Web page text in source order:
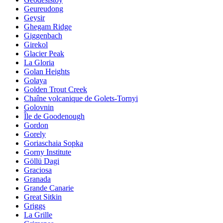
Geureudong
Geysir
Ghegam Ridge
Giggenbach
Girekol
Glacier Peak
La Gloria
Golan Heights
Golaya
Golden Trout Creek
Chaîne volcanique de Golets-Tornyi
Golovnin
Île de Goodenough
Gordon
Gorely
Goriaschaia Sopka
Gorny Institute
Göllü Dagi
Graciosa
Granada
Grande Canarie
Great Sitkin
Griggs
La Grille